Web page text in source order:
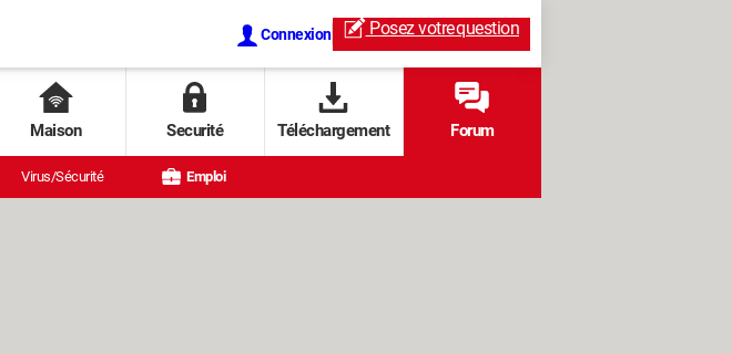
Connexion Posez votrequestion
Maison Securité Téléchargement Forum
Virus/Sécurité Emploi